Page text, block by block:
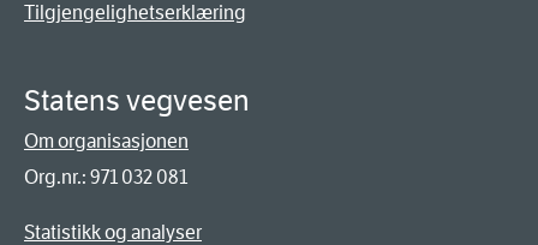
Tilgjengelighetserklæring
Statens vegvesen
Om organisasjonen
Org.nr.: 971 032 081
Statistikk og analyser